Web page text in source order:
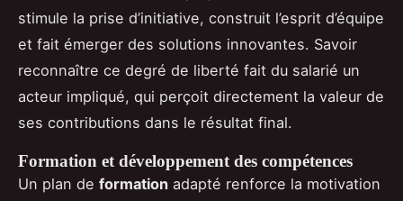
stimule la prise d’initiative, construit l’esprit d’équipe
et fait émerger des solutions innovantes. Savoir
reconnaître ce degré de liberté fait du salarié un
acteur impliqué, qui perçoit directement la valeur de
ses contributions dans le résultat final.
Formation et développement des compétences
Un plan de formation adapté renforce la motivation